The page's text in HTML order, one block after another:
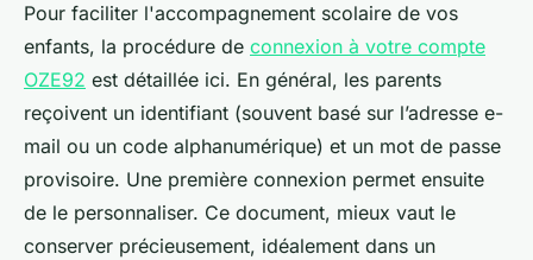
Pour faciliter l'accompagnement scolaire de vos
enfants, la procédure de connexion à votre compte
OZE92 est détaillée ici. En général, les parents
reçoivent un identifiant (souvent basé sur l’adresse e-
mail ou un code alphanumérique) et un mot de passe
provisoire. Une première connexion permet ensuite
de le personnaliser. Ce document, mieux vaut le
conserver précieusement, idéalement dans un